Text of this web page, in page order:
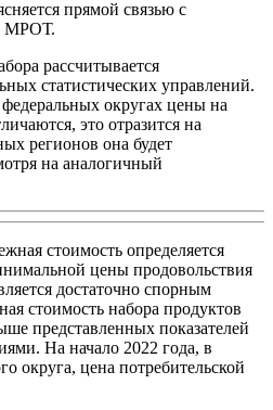
прямой связью с
МРОТ.
рассчитывается
статистических управлений.
округах цены на
это отразится на
регионов она будет
на аналогичный
стоимость определяется
цены продовольствия
достаточно спорным
стоимость набора продуктов
представленных показателей
На начало 2022 года, в
округа, цена потребительской